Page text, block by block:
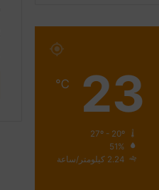
23
℃
51%
2.24 كيلومتر/ساعة